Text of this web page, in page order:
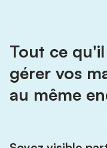
Tout ce
gérer vos
au même